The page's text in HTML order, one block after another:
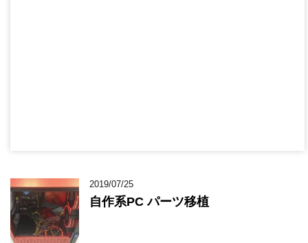
2019/07/25
自作系PC パーツ移植